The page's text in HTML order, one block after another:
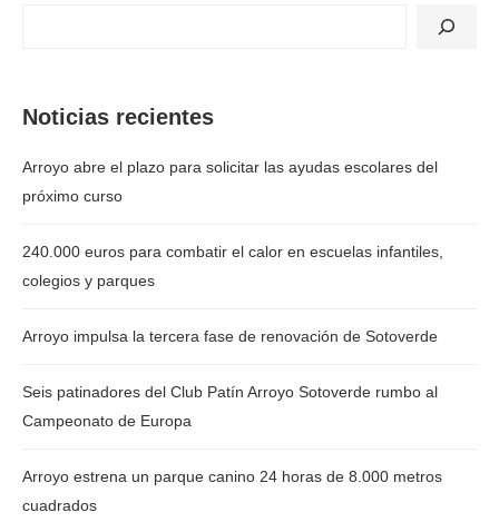
Noticias recientes
Arroyo abre el plazo para solicitar las ayudas escolares del
próximo curso
240.000 euros para combatir el calor en escuelas infantiles,
colegios y parques
Arroyo impulsa la tercera fase de renovación de Sotoverde
Seis patinadores del Club Patín Arroyo Sotoverde rumbo al
Campeonato de Europa
Arroyo estrena un parque canino 24 horas de 8.000 metros
cuadrados